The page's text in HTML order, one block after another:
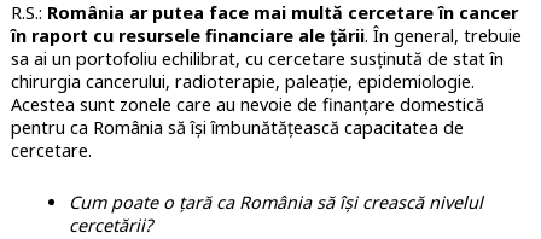
R.S.: România ar putea face mai multă cercetare în cancer
în raport cu resursele financiare ale țării. În general, trebuie
sa ai un portofoliu echilibrat, cu cercetare susținută de stat în
chirurgia cancerului, radioterapie, paleație, epidemiologie.
Acestea sunt zonele care au nevoie de finanțare domestică
pentru ca România să își îmbunătățească capacitatea de
cercetare.
Cum poate o țară ca România să își crească nivelul
cercetării?